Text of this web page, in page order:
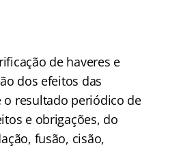
de haveres e
dos efeitos das
resultado periódico de
e obrigações, do
fusão, cisão,